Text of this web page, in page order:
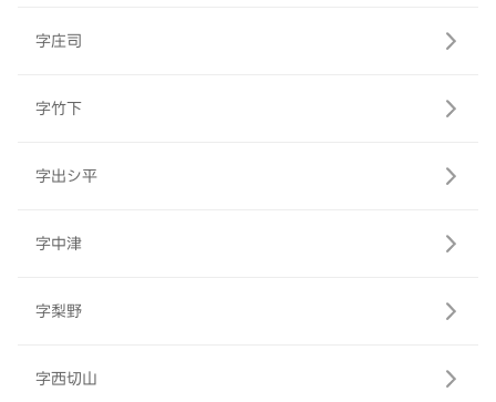
字庄司
字竹下
字出シ平
字中津
字梨野
字西切山